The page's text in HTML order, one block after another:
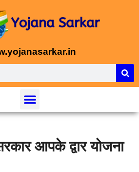
आपके द्वार योजना